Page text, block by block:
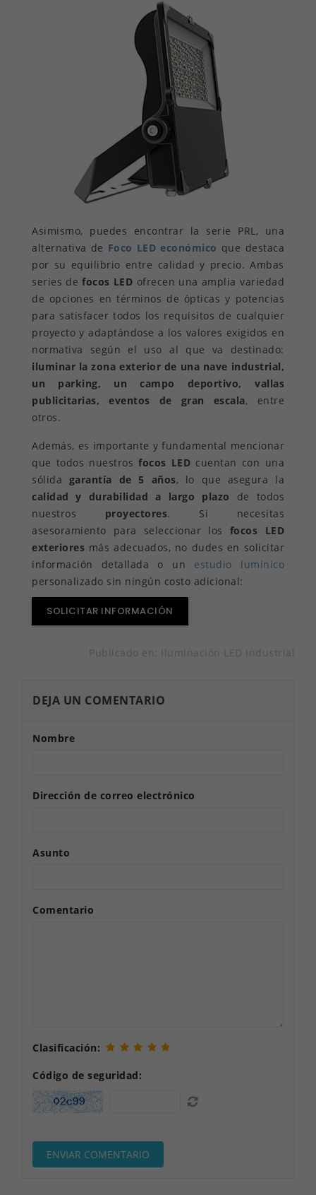
Asimismo, puedes encontrar la serie PRL, una
alternativa de Foco LED económico que destaca
por su equilibrio entre calidad y precio. Ambas
series defocos LED ofrecen una amplia variedad
de opciones en términos de ópticas y potencias
para satisfacer todos los requisitos de cualquier
proyecto y adaptándose a los valores exigidos en
normativa según el uso al que va destinado:
iluminar la zona exterior de una nave industrial,
un parking, un campo deportivo, vallas
publicitarias, eventos de gran escala, entre
otros.
Además, es importante y fundamental mencionar
que todos nuestrosfocos LED cuentan con una
sólida garantía de 5 años, lo que asegura la
calidad y durabilidad a largo plazo de todos
nuestros proyectores. Si necesitas
asesoramiento para seleccionar los focos LED
exteriores más adecuados, no dudes en solicitar
información detallada o un estudio lumínico
personalizado sin ningún costo adicional:
SOLICITAR INFORMACIÓN
Publicado en: Iluminación LED industrial
DEJA UN COMENTARIO
Nombre
Dirección de correo electrónico
Asunto
Comentario
Clasificación:
Código de seguridad: